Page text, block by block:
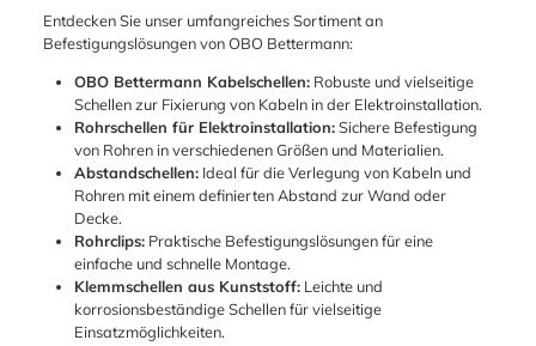
Montieren von
mehreren Rohren ist
Anreihen der
Einzelschellen
Verwendung des
Doppelhalters, der
einen sicheren Halt
und Abstand bei
hoher Belastung
gewährleistet
Schienenbefestigung
für frei wählbare
Abstände und
Schellenanzahl
1000 mmBreite: 35
mmHöhe: 18
mmMaterialstärke: 1,
5
mmBohrlochmittenab
stand: 50
mmSchlitzweite: 16,5
mm
Entdecken Sie unser umfangreiches Sortiment an
Befestigungslösungen von OBO Bettermann:
OBO Bettermann Kabelschellen:Robuste und vielseitige
Schellen zur Fixierung von Kabeln in der Elektroinstallation.
Rohrschellen für Elektroinstallation:Sichere Befestigung
von Rohren in verschiedenen Größen und Materialien.
Abstandschellen:Ideal für die Verlegung von Kabeln und
Rohren mit einem definierten Abstand zur Wand oder
Decke.
Rohrclips:Praktische Befestigungslösungen für eine
einfache und schnelle Montage.
Klemmschellen aus Kunststoff:Leichte und
korrosionsbeständige Schellen für vielseitige
Einsatzmöglichkeiten.